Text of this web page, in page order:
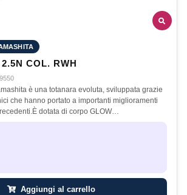
COL. RWH
è una totanara evoluta, sviluppata grazie
che hanno portato a importanti miglioramenti
dotata di corpo GLOW…
Aggiungi al carrello